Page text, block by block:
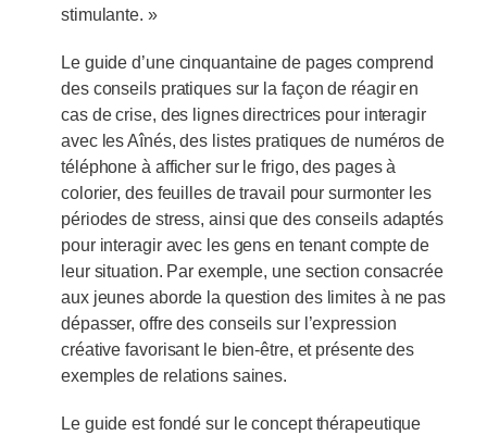
stimulante. »
Le guide d’une cinquantaine de pages comprend
des conseils pratiques sur la façon de réagir en
cas de crise, des lignes directrices pour interagir
avec les Aînés, des listes pratiques de numéros de
téléphone à afficher sur le frigo, des pages à
colorier, des feuilles de travail pour surmonter les
périodes de stress, ainsi que des conseils adaptés
pour interagir avec les gens en tenant compte de
leur situation. Par exemple, une section consacrée
aux jeunes aborde la question des limites à ne pas
dépasser, offre des conseils sur l’expression
créative favorisant le bien-être, et présente des
exemples de relations saines.
Le guide est fondé sur le concept thérapeutique